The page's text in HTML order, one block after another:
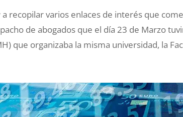
a recopilar varios enlaces de interés que
de abogados que el día 23 de Marzo
que organizaba la misma universidad, la